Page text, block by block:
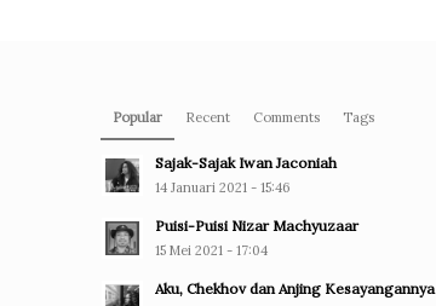
Popular Recent Comments Tags
Sajak-Sajak Iwan Jaconiah
14 Januari 2021 - 15:46
Puisi-Puisi Nizar Machyuzaar
15 Mei 2021 - 17:04
Aku, Chekhov dan Anjing Kesayangannya